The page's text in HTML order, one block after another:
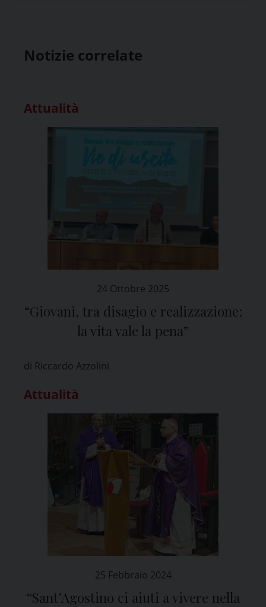
Notizie correlate
Attualità
24 Ottobre 2025
“Giovani, tra disagio e realizzazione:
la vita vale la pena”
di Riccardo Azzolini
Attualità
25 Febbraio 2024
“Sant’Agostino ci aiuti a vivere nella